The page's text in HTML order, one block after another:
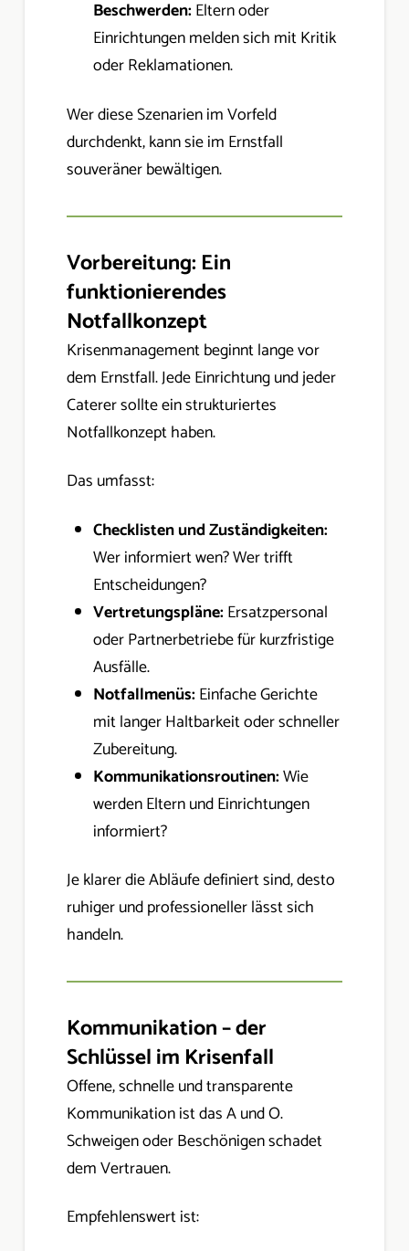
Beschwerden:Eltern oder
Einrichtungen melden sich mit Kritik
oder Reklamationen.
Wer diese Szenarien im Vorfeld
durchdenkt, kann sie im Ernstfall
souveräner bewältigen.
Vorbereitung: Ein
funktionierendes
Notfallkonzept
Krisenmanagement beginnt lange vor
dem Ernstfall. Jede Einrichtung und jeder
Caterer sollte ein strukturiertes
Notfallkonzept haben.
Das umfasst:
Checklisten und Zuständigkeiten:
Wer informiert wen? Wer trifft
Entscheidungen?
Vertretungspläne:Ersatzpersonal
oder Partnerbetriebe für kurzfristige
Ausfälle.
Notfallmenüs:Einfache Gerichte
mit langer Haltbarkeit oder schneller
Zubereitung.
Kommunikationsroutinen:Wie
werden Eltern und Einrichtungen
informiert?
Je klarer die Abläufe definiert sind, desto
ruhiger und professioneller lässt sich
handeln.
Kommunikation – der
Schlüssel im Krisenfall
Offene, schnelle und transparente
Kommunikation ist das A und O.
Schweigen oder Beschönigen schadet
dem Vertrauen.
Empfehlenswert ist: